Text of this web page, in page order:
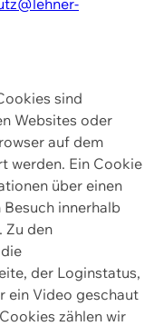
sind
Websites oder
auf dem
werden. Ein Cookie
über einen
innerhalb
Zu den
der Loginstatus,
ein Video geschaut
zählen wir